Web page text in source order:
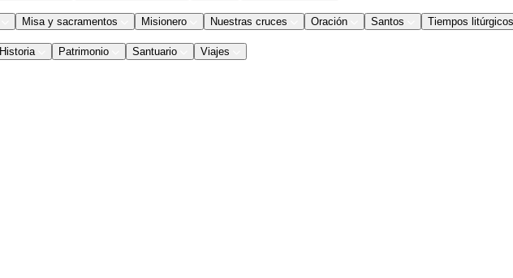
Misa y sacramentos Misionero Nuestras cruces Oración Santos Tiempos litúrgicos
Historia Patrimonio Santuario Viajes